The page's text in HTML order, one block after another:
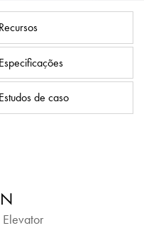
Recursos
Especificações
Estudos de caso
Notícias
Carreiras
Sobre